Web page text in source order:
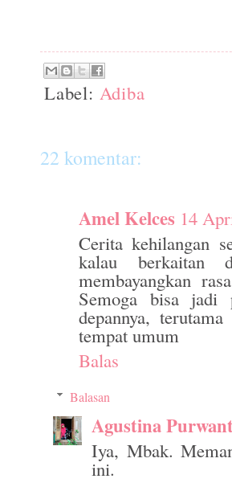
Label: Adiba
22 komentar:
Amel Kelces 14
Cerita kehilangan
kalau berkaitan
membayangkan
Semoga bisa jadi
depannya,
tempat umum
Balas
Balasan
Agustina
Iya, Mbak.
ini.